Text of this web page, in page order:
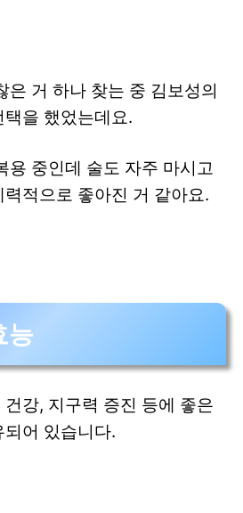
은 거 하나 찾는 중 김보성의
을 했었는데요.
용 중인데 술도 자주 마시고
적으로 좋아진 거 같아요.
능
강, 지구력 증진 등에 좋은
어 있습니다.